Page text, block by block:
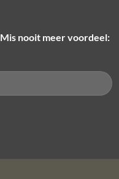
Mis nooit meer voordeel: